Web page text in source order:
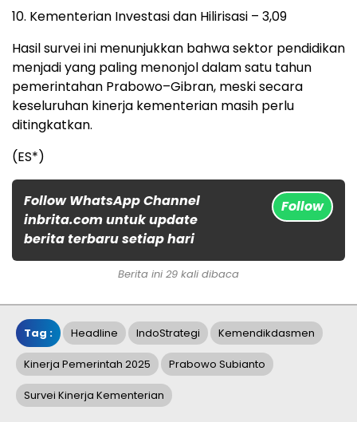
10. Kementerian Investasi dan Hilirisasi – 3,09
Hasil survei ini menunjukkan bahwa sektor pendidikan
menjadi yang paling menonjol dalam satu tahun
pemerintahan Prabowo–Gibran, meski secara
keseluruhan kinerja kementerian masih perlu
ditingkatkan.
(ES*)
Follow WhatsApp Channel
inbrita.com untuk update
berita terbaru setiap hari
Follow
Berita ini 29 kali dibaca
Tag : Headline IndoStrategi Kemendikdasmen
Kinerja Pemerintah 2025 Prabowo Subianto
Survei Kinerja Kementerian